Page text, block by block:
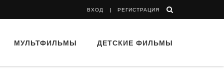
ВХОД РЕГИСТРАЦИЯ
МУЛЬТФИЛЬМЫ ДЕТСКИЕ ФИЛЬМЫ